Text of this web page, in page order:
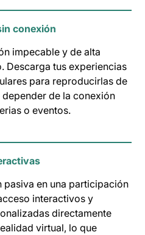
conexión
impecable y de alta
Descarga tus experiencias
para reproducirlas de
de la conexión
o eventos.
en una participación
interactivos y
directamente
virtual, lo que